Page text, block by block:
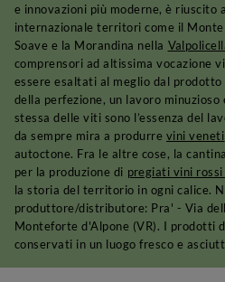
e innovazioni più moderne, è riuscito
internazionale territori come il
Soave e la Morandina nella
comprensori ad altissima vocazione
essere esaltati al meglio dal
della perfezione, un lavoro
stessa delle viti sono l’essenza del
da sempre mira a produrre vini veneti
autoctone. Fra le altre cose, la
per la produzione di pregiati vini
la storia del territorio in ogni calice.
produttore/distributore: Pra' - Via
Monteforte d'Alpone (VR). I prodotti
conservati in un luogo fresco e